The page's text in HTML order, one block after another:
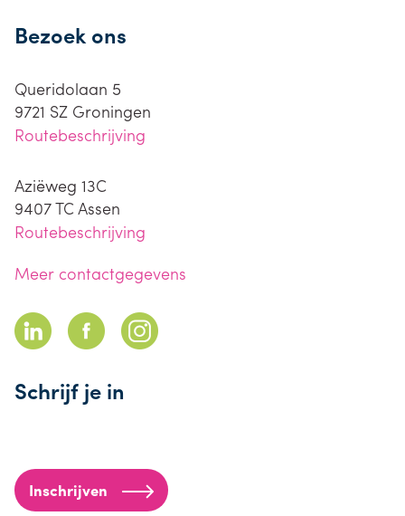
Bezoek ons
Queridolaan 5
9721 SZ Groningen
Routebeschrijving
Aziëweg 13C
9407 TC Assen
Routebeschrijving
Meer contactgegevens
Schrijf je in
Inschrijven